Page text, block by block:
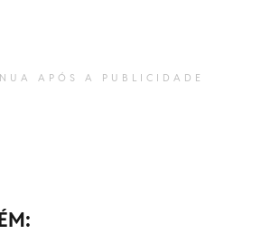
APÓS A PUBLICIDADE